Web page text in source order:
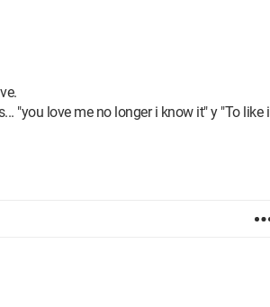
"you love me no longer i know it" y "To like i